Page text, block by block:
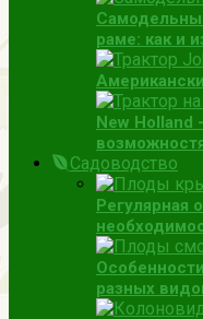
раме: как и
New Holland
Садоводство
Регулярная
разных